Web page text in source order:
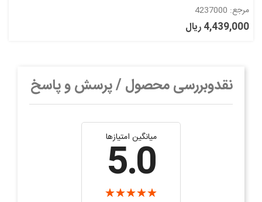
مرجع: 4237000
4,439,000 ریال
نقدوبررسی محصول / پرسش و پاسخ
میانگین امتیازها
5.0